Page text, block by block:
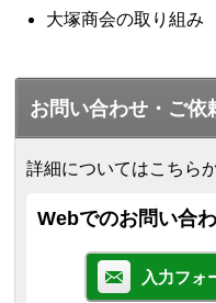
大塚商会の取り組
お問い合わせ・ご依
詳細についてはこちら
Webでのお問い合
入力フォ